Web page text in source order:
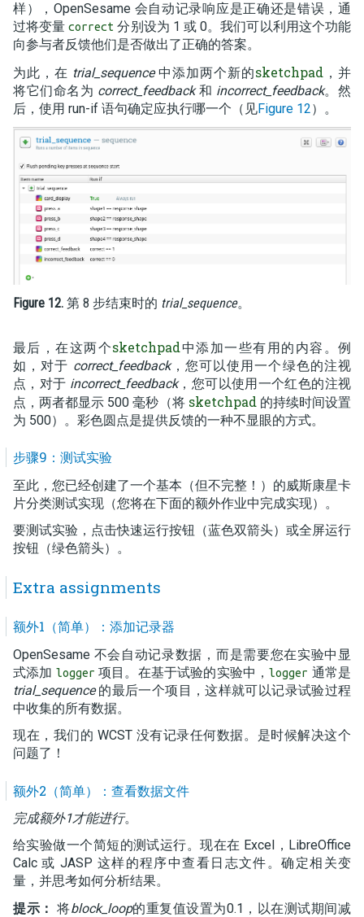
样），OpenSesame 会自动记录响应是正确还是错误，通
过将变量correct 分别设为 1 或 0。我们可以利用这个功能
向参与者反馈他们是否做出了正确的答案。
为此，在 trial_sequence中添加两个新的sketchpad ，并
将它们命名为 correct_feedback和 incorrect_feedback。然
后，使用 run-if 语句确定应执行哪一个（见Figure 12）。
Figure 12. 第 8 步结束时的 trial_sequence。
最后，在这两个sketchpad中添加一些有用的内容。例
如，对于 correct_feedback，您可以使用一个绿色的注视
点，对于 incorrect_feedback，您可以使用一个红色的注视
点，两者都显示 500 毫秒（将 sketchpad 的持续时间设置
为 500）。彩色圆点是提供反馈的一种不显眼的方式。
步骤9：测试实验
至此，您已经创建了一个基本（但不完整！）的威斯康星卡
片分类测试实现（您将在下面的额外作业中完成实现）。
要测试实验，点击快速运行按钮（蓝色双箭头）或全屏运行
按钮（绿色箭头）。
Extra assignments
额外1（简单）：添加记录器
OpenSesame 不会自动记录数据，而是需要您在实验中显
式添加 logger 项目。在基于试验的实验中，logger 通常是
trial_sequence的最后一个项目，这样就可以记录试验过程
中收集的所有数据。
现在，我们的 WCST 没有记录任何数据。是时候解决这个
问题了！
额外2（简单）：查看数据文件
完成额外1才能进行。
给实验做一个简短的测试运行。现在在 Excel，LibreOffice
Calc 或 JASP 这样的程序中查看日志文件。确定相关变
量，并思考如何分析结果。
提示： 将block_loop的重复值设置为0.1，以在测试期间减